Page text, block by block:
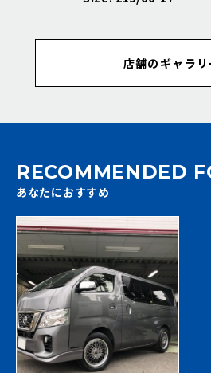
店舗のギャラ
RECOMMENDED
あなたにおすすめ